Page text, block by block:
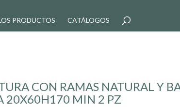
PRODUCTOS CATÁLOGOS
CON RAMAS NATURAL Y
20X60H170 MIN 2 PZ